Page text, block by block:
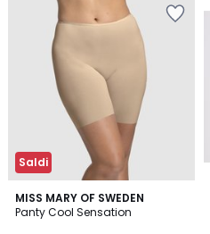
Saldi
MISS MARY OF SWEDEN
Panty Cool Sensation
4,6
/ 5
3
Colori